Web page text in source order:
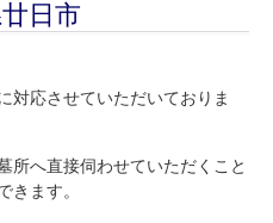
日市
対応させていただいておりま
所へ直接伺わせていただくこと
きます。